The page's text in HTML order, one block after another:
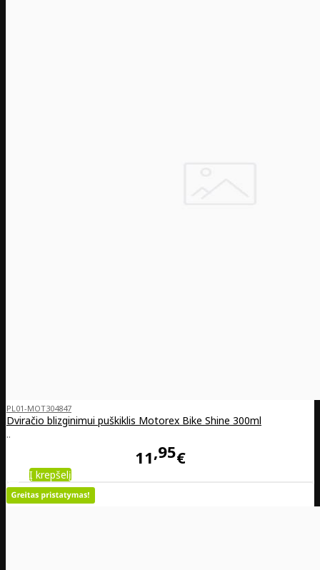
PL01-MOT304847
Dviračio blizginimui puškiklis Motorex Bike Shine 300ml
..
11 95€
Į krepšelį